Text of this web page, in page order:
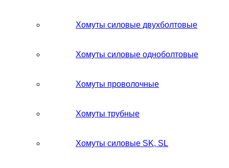
Хомуты силовые двухболтовые
Хомуты силовые одноболтовые
Хомуты проволочные
Хомуты трубные
Хомуты силовые SK, SL